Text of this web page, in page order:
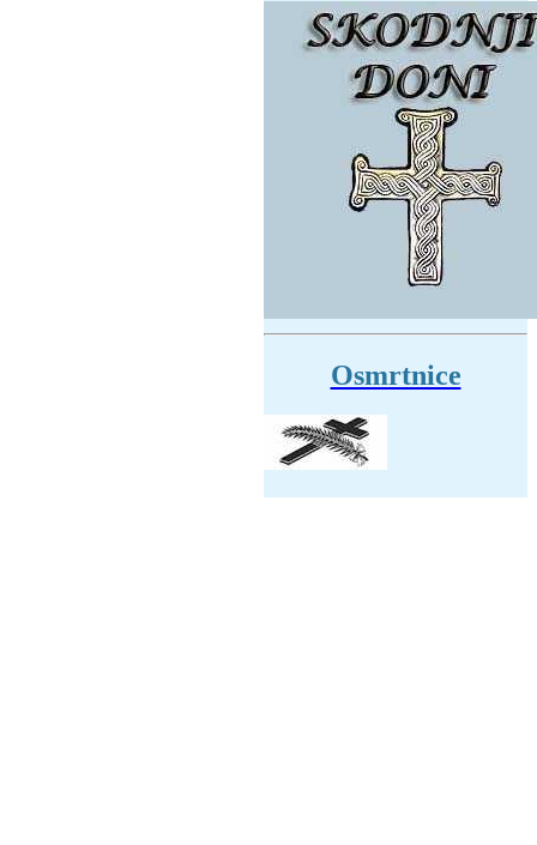
Osmrtnice